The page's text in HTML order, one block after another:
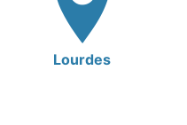
Lourdes